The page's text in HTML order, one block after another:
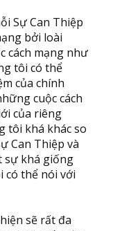
Sự Can Thiệp
bởi loài
cách mạng như
tôi có thể
của chính
cuộc cách
của riêng
tôi khá khác so
Can Thiệp và
sự khá giống
có thể nói với
sẽ rất đa